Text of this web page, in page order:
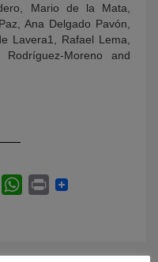
Mario de la Mata,
Ana Delgado Pavón,
Lavera1, Rafael Lema,
Moreno and